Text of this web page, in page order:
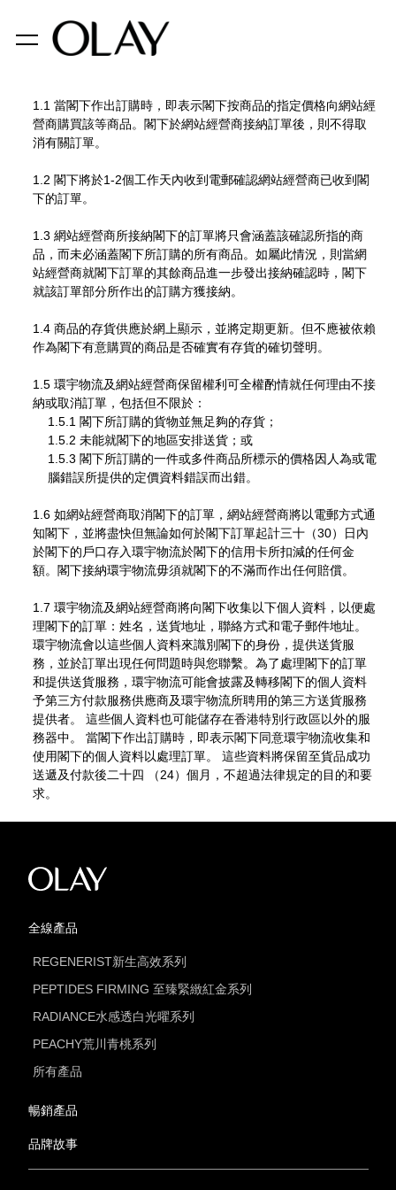
1.1 當閣下作出訂購時，即表示閣下按商品的指定價格向網站經
營商購買該等商品。閣下於網站經營商接納訂單後，則不得取
消有關訂單。
1.2 閣下將於1-2個工作天內收到電郵確認網站經營商已收到閣
下的訂單。
1.3 網站經營商所接納閣下的訂單將只會涵蓋該確認所指的商
品，而未必涵蓋閣下所訂購的所有商品。如屬此情況，則當網
站經營商就閣下訂單的其餘商品進一步發出接納確認時，閣下
就該訂單部分所作出的訂購方獲接納。
1.4 商品的存貨供應於網上顯示，並將定期更新。但不應被依賴
作為閣下有意購買的商品是否確實有存貨的確切聲明。
1.5 環宇物流及網站經營商保留權利可全權酌情就任何理由不接
納或取消訂單，包括但不限於：
1.5.1 閣下所訂購的貨物並無足夠的存貨；
1.5.2 未能就閣下的地區安排送貨；或
1.5.3 閣下所訂購的一件或多件商品所標示的價格因人為或電
腦錯誤所提供的定價資料錯誤而出錯。
1.6 如網站經營商取消閣下的訂單，網站經營商將以電郵方式通
知閣下，並將盡快但無論如何於閣下訂單起計三十（30）日內
於閣下的戶口存入環宇物流於閣下的信用卡所扣減的任何金
額。閣下接納環宇物流毋須就閣下的不滿而作出任何賠償。
1.7 環宇物流及網站經營商將向閣下收集以下個人資料，以便處
理閣下的訂單：姓名，送貨地址，聯絡方式和電子郵件地址。
環宇物流會以這些個人資料來識別閣下的身份，提供送貨服
務，並於訂單出現任何問題時與您聯繫。為了處理閣下的訂單
和提供送貨服務，環宇物流可能會披露及轉移閣下的個人資料
予第三方付款服務供應商及環宇物流所聘用的第三方送貨服務
提供者。 這些個人資料也可能儲存在香港特別行政區以外的服
務器中。 當閣下作出訂購時，即表示閣下同意環宇物流收集和
使用閣下的個人資料以處理訂單。 這些資料將保留至貨品成功
送遞及付款後二十四 （24）個月，不超過法律規定的目的和要
求。
全線產品
REGENERIST新生高效系列
PEPTIDES FIRMING 至臻緊緻紅金系列
RADIANCE水感透白光曜系列
PEACHY荒川青桃系列
所有產品
暢銷產品
品牌故事